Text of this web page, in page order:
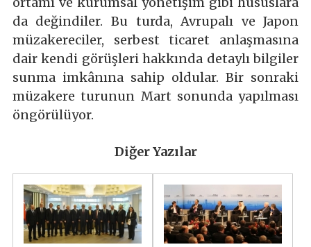
da değindiler. Bu turda, Avrupalı ve Japon
müzakereciler, serbest ticaret anlaşmasına
dair kendi görüşleri hakkında detaylı bilgiler
sunma imkânına sahip oldular. Bir sonraki
müzakere turunun Mart sonunda yapılması
öngörülüyor.
Diğer Yazılar